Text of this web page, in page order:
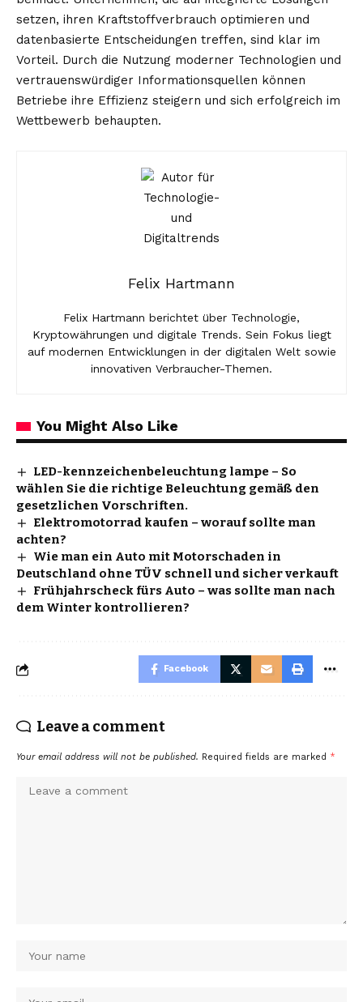
setzen, ihren Kraftstoffverbrauch optimieren und
datenbasierte Entscheidungen treffen, sind klar im
Vorteil. Durch die Nutzung moderner Technologien und
vertrauenswürdiger Informationsquellen können
Betriebe ihre Effizienz steigern und sich erfolgreich im
Wettbewerb behaupten.
Felix Hartmann
Felix Hartmann berichtet über Technologie,
Kryptowährungen und digitale Trends. Sein Fokus liegt
auf modernen Entwicklungen in der digitalen Welt sowie
innovativen Verbraucher-Themen.
You Might Also Like
LED-kennzeichenbeleuchtung lampe – So
wählen Sie die richtige Beleuchtung gemäß den
gesetzlichen Vorschriften.
Elektromotorrad kaufen – worauf sollte man
achten?
Wie man ein Auto mit Motorschaden in
Deutschland ohne TÜV schnell und sicher verkauft
Frühjahrscheck fürs Auto – was sollte man nach
dem Winter kontrollieren?
Facebook
Leave a comment
Your email address will not be published. Required fields are marked *